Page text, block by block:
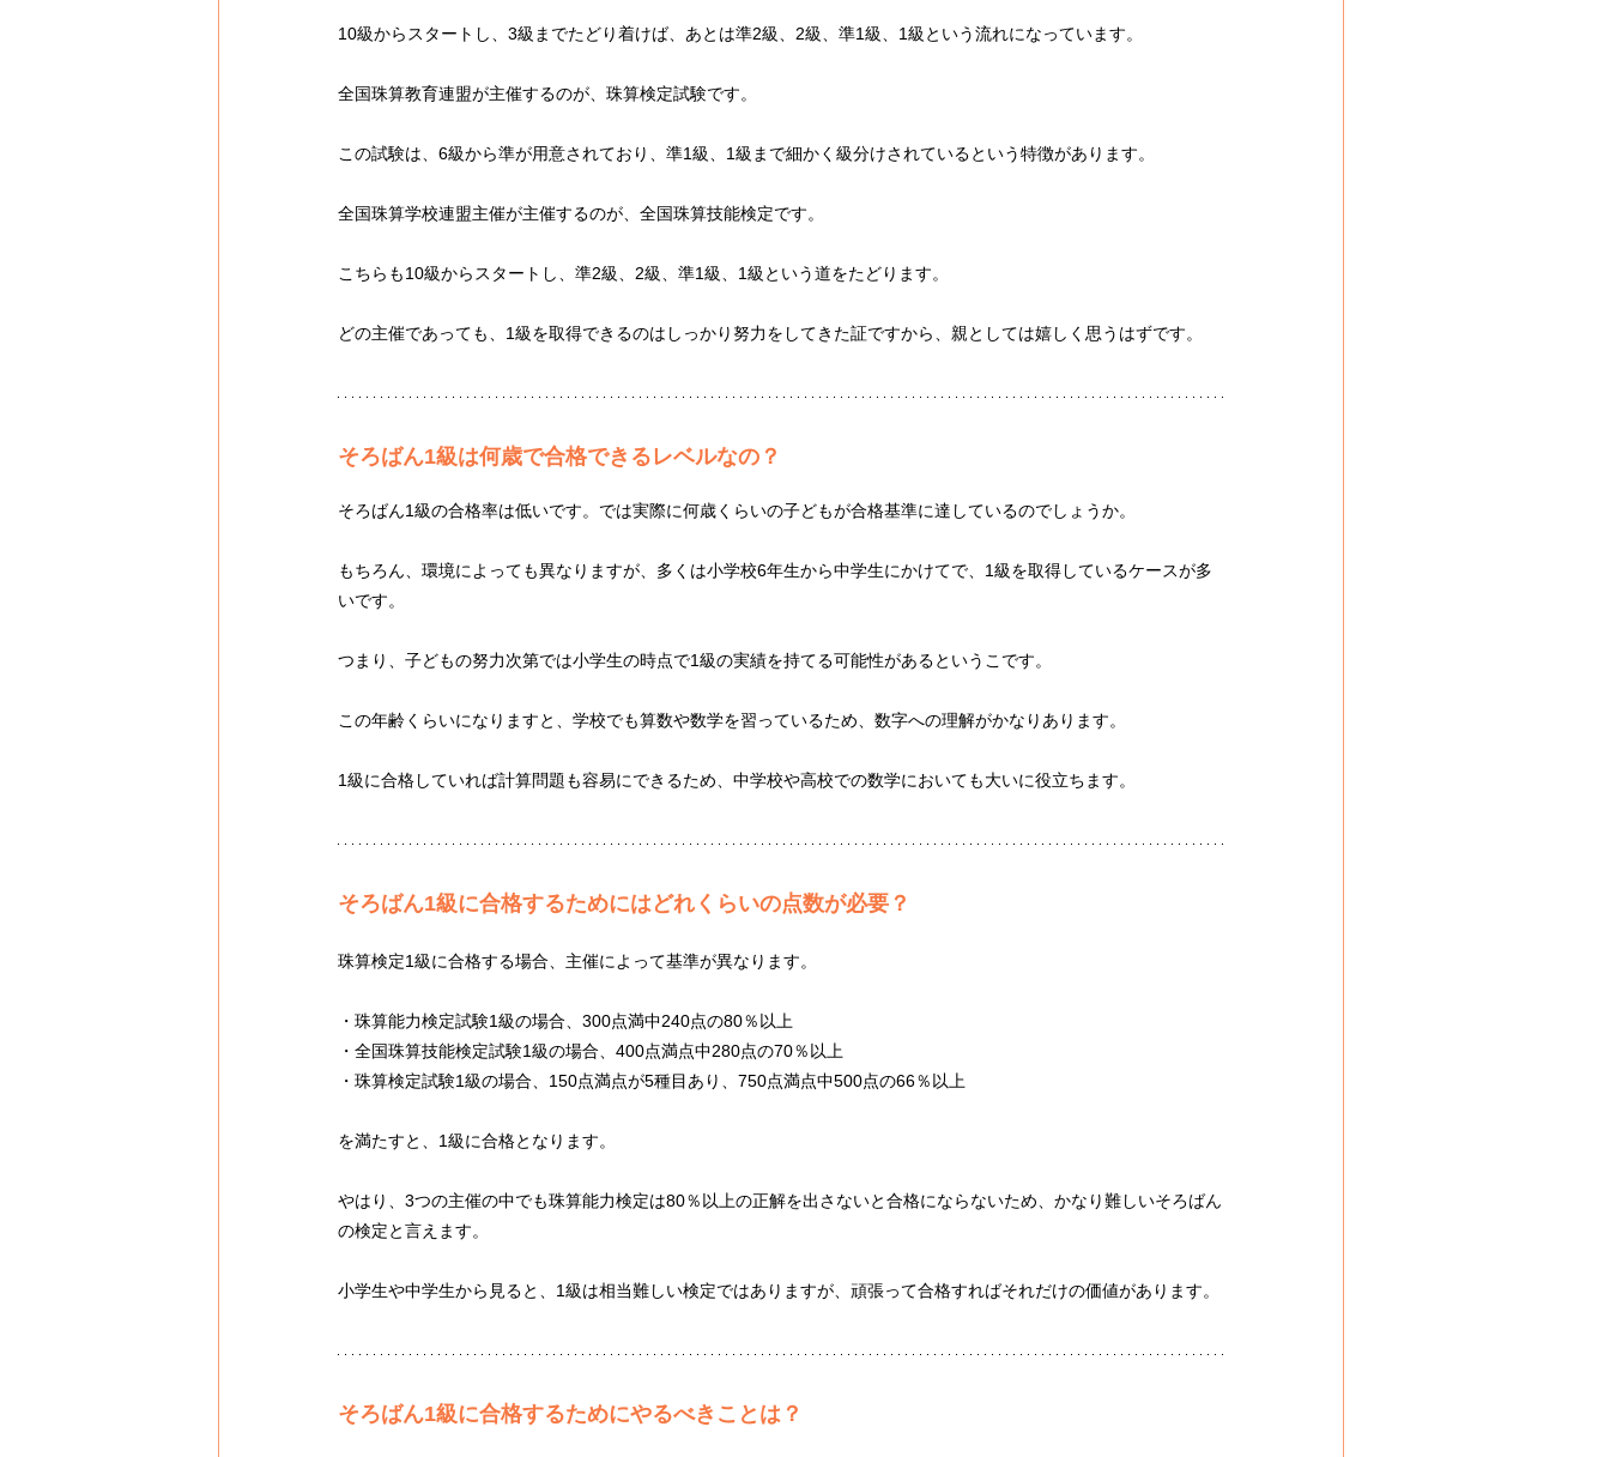
10級からスタートし、3級までたどり着けば、あとは準2級、2級、準1級、1級という流れになっています。
全国珠算教育連盟が主催するのが、珠算検定試験です。
この試験は、6級から準が用意されており、準1級、1級まで細かく級分けされているという特徴があります。
全国珠算学校連盟主催が主催するのが、全国珠算技能検定です。
こちらも10級からスタートし、準2級、2級、準1級、1級という道をたどります。
どの主催であっても、1級を取得できるのはしっかり努力をしてきた証ですから、親としては嬉しく思うはずです。
そろばん1級は何歳で合格できるレベルなの？
そろばん1級の合格率は低いです。では実際に何歳くらいの子どもが合格基準に達しているのでしょうか。
もちろん、環境によっても異なりますが、多くは小学校6年生から中学生にかけてで、1級を取得しているケースが多
いです。
つまり、子どもの努力次第では小学生の時点で1級の実績を持てる可能性があるというこです。
この年齢くらいになりますと、学校でも算数や数学を習っているため、数字への理解がかなりあります。
1級に合格していれば計算問題も容易にできるため、中学校や高校での数学においても大いに役立ちます。
そろばん1級に合格するためにはどれくらいの点数が必要？
珠算検定1級に合格する場合、主催によって基準が異なります。
・珠算能力検定試験1級の場合、300点満中240点の80％以上
・全国珠算技能検定試験1級の場合、400点満点中280点の70％以上
・珠算検定試験1級の場合、150点満点が5種目あり、750点満点中500点の66％以上
を満たすと、1級に合格となります。
やはり、3つの主催の中でも珠算能力検定は80％以上の正解を出さないと合格にならないため、かなり難しいそろばん
の検定と言えます。
小学生や中学生から見ると、1級は相当難しい検定ではありますが、頑張って合格すればそれだけの価値があります。
そろばん1級に合格するためにやるべきことは？